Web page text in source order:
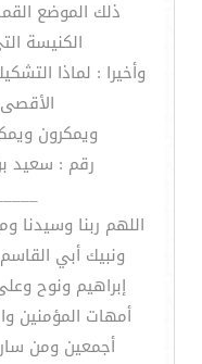
ذلك الموضع
الكنيسة
وأخيرا : لماذا
ويمكرون
رقم : سعيد
اللهم ربنا وسيدنا
ونبيك أبي
إبراهيم ونوح
أمهات المؤمنين
أجمعين ومن